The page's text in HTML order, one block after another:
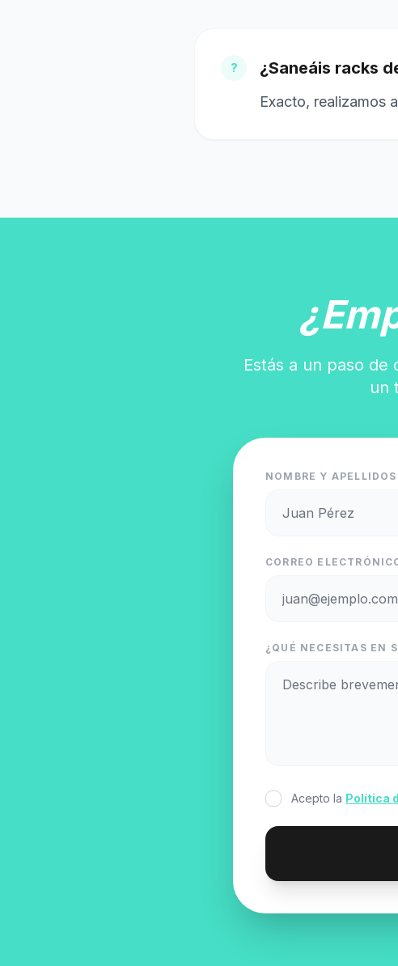
? ¿Saneáis racks
Exacto, realizamos
Estás a un paso
un
NOMBRE Y
CORREO
¿QUÉ NECESITAS EN
Acepto la Política